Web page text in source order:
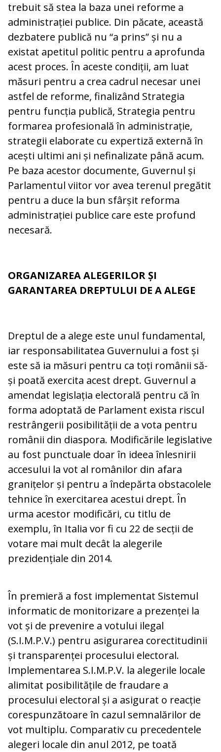
trebuit să stea la baza unei reforme a
administrației publice. Din păcate, această
dezbatere publică nu “a prins” și nu a
existat apetitul politic pentru a aprofunda
acest proces. În aceste condiții, am luat
măsuri pentru a crea cadrul necesar unei
astfel de reforme, finalizând Strategia
pentru funcția publică, Strategia pentru
formarea profesională în administrație,
strategii elaborate cu expertiză externă în
acești ultimi ani și nefinalizate până acum.
Pe baza acestor documente, Guvernul și
Parlamentul viitor vor avea terenul pregătit
pentru a duce la bun sfârșit reforma
administrației publice care este profund
necesară.
ORGANIZAREA ALEGERILOR ȘI
GARANTAREA DREPTULUI DE A ALEGE
Dreptul de a alege este unul fundamental,
iar responsabilitatea Guvernului a fost și
este să ia măsuri pentru ca toți românii să-
și poată exercita acest drept. Guvernul a
amendat legislația electorală pentru că în
forma adoptată de Parlament exista riscul
restrângerii posibilității de a vota pentru
românii din diaspora. Modificările legislative
au fost punctuale doar în ideea înlesnirii
accesului la vot al românilor din afara
granițelor și pentru a îndepărta obstacolele
tehnice în exercitarea acestui drept. În
urma acestor modificări, cu titlu de
exemplu, în Italia vor fi cu 22 de secții de
votare mai mult decât la alegerile
prezidențiale din 2014.
În premieră a fost implementat Sistemul
informatic de monitorizare a prezenței la
vot și de prevenire a votului ilegal
(S.I.M.P.V.) pentru asigurarea corectitudinii
și transparenței procesului electoral.
Implementarea S.I.M.P.V. la alegerile locale
alimitat posibilitățile de fraudare a
procesului electoral și a asigurat o reacție
corespunzătoare în cazul semnalărilor de
vot multiplu. Comparativ cu precedentele
alegeri locale din anul 2012, pe toată